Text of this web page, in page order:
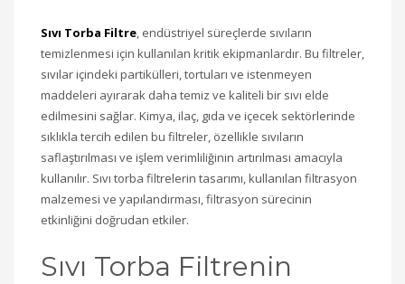
Sıvı Torba Filtre, endüstriyel süreçlerde sıvıların
temizlenmesi için kullanılan kritik ekipmanlardır. Bu filtreler,
sıvılar içindeki partikülleri, tortuları ve istenmeyen
maddeleri ayırarak daha temiz ve kaliteli bir sıvı elde
edilmesini sağlar. Kimya, ilaç, gıda ve içecek sektörlerinde
sıklıkla tercih edilen bu filtreler, özellikle sıvıların
saflaştırılması ve işlem verimliliğinin artırılması amacıyla
kullanılır. Sıvı torba filtrelerin tasarımı, kullanılan filtrasyon
malzemesi ve yapılandırması, filtrasyon sürecinin
etkinliğini doğrudan etkiler.
Sıvı Torba Filtrenin